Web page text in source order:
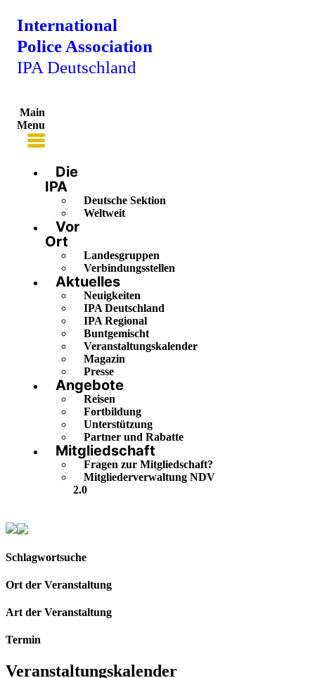
International
Police Association
IPA Deutschland
Main
Menu
Die
IPA
Deutsche Sektion
Weltweit
Vor
Ort
Landesgruppen
Verbindungsstellen
Aktuelles
Neuigkeiten
IPA Deutschland
IPA Regional
Buntgemischt
Veranstaltungskalender
Magazin
Presse
Angebote
Reisen
Fortbildung
Unterstützung
Partner und Rabatte
Mitgliedschaft
Fragen zur Mitgliedschaft?
Mitgliederverwaltung NDV
2.0
Schlagwortsuche
Ort der Veranstaltung
Art der Veranstaltung
Termin
Veranstaltungs­kalender